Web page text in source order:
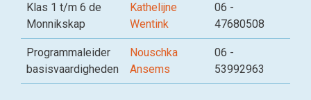
Klas 1 t/m 6 de
Monnikskap
Kathelijne
Wentink
06 -
47680508
Programmaleider
basisvaardigheden
Nouschka
Ansems
06 -
53992963